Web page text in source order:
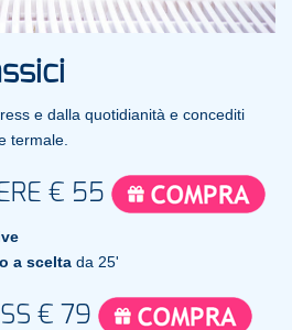
e dalla quotidianità e concediti
termale.
€ 55
a scelta da 25'
€ 79